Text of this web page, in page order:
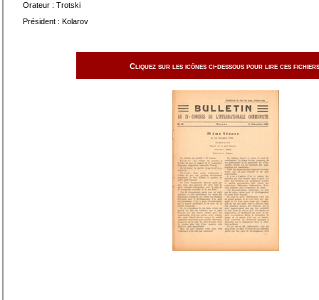
Orateur : Trotski
Président : Kolarov
Cliquez sur les icônes ci-dessous pour lire ces